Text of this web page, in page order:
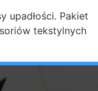
upadłości. Pakiet
tekstylnych